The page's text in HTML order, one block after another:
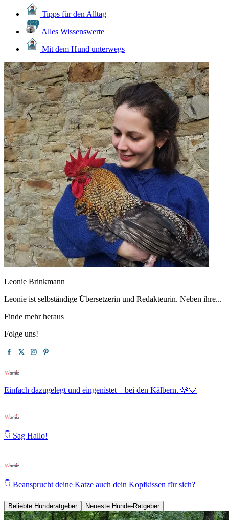
Tipps für den Alltag
Alles Wissenswerte
Mit dem Hund unterwegs
Leonie Brinkmann
Leonie ist selbständige Übersetzerin und Redakteurin. Neben ihre...
Finde mehr heraus
Folge uns!
Einfach dazugelegt und eingenistet – bei den Kälbern. 🐶🤍
👇 Sag Hallo!
👇 Beansprucht deine Katze auch dein Kopfkissen für sich?
Beliebte Hunderatgeber Neueste Hunde-Ratgeber